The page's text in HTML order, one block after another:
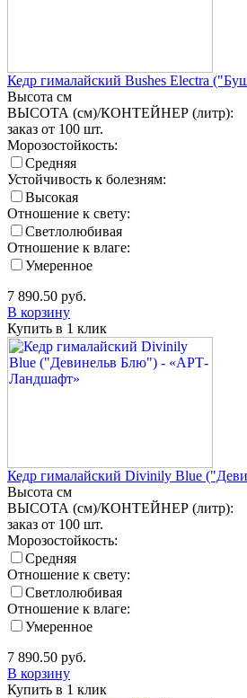
Кедр гималайский Bushes Electra
Высота см
ВЫСОТА (см)/КОНТЕЙНЕР (литр):
заказ от 100 шт.
Морозостойкость:
Средняя
Устойчивость к болезням:
Высокая
Отношение к свету:
Светлолюбивая
Отношение к влаге:
Умеренное
7 890.50 руб.
В корзину
Купить в 1 клик
Кедр гималайский Divinily Blue
Высота см
ВЫСОТА (см)/КОНТЕЙНЕР (литр):
заказ от 100 шт.
Морозостойкость:
Средняя
Отношение к свету:
Светлолюбивая
Отношение к влаге:
Умеренное
7 890.50 руб.
В корзину
Купить в 1 клик